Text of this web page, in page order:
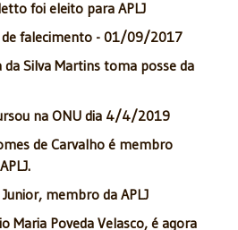
foi eleito para APLJ
de falecimento - 01/09/2017
da Silva Martins toma posse da
na ONU dia 4/4/2019
de Carvalho é membro
membro da APLJ
Maria Poveda Velasco, é agora